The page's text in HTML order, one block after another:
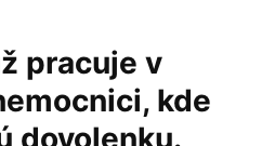
pracuje v
kde
dovolenku.